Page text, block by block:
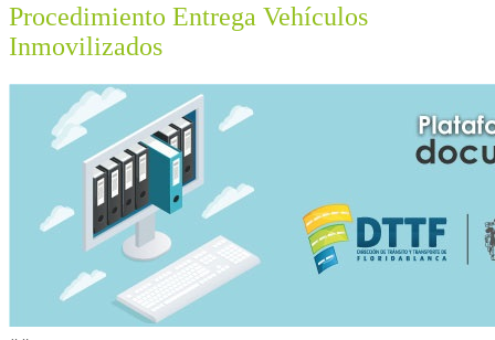
Procedimiento Entrega Vehículos
Inmovilizados